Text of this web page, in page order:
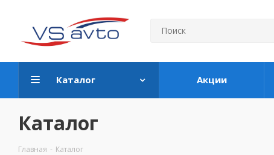
Каталог Акции
Каталог
Главная - Каталог